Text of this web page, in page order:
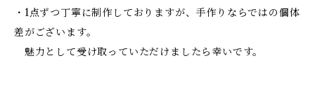
・1点ずつ丁寧に制作しておりますが、手作りならではの個体
差がございます。
魅力として受け取っていただけましたら幸いです。